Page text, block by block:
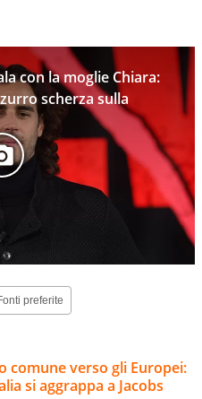
con la moglie Chiara:
scherza sulla
preferite
comune verso gli Europei:
si aggrappa a Jacobs